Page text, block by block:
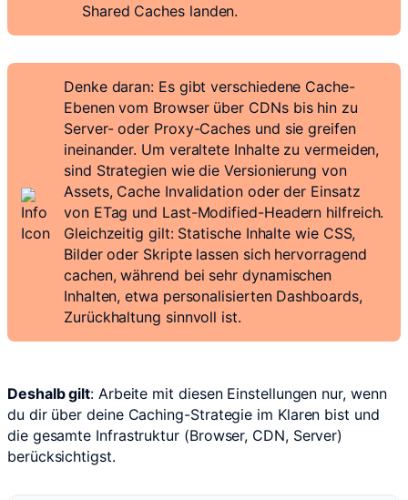
Shared Caches landen.
Denke daran: Es gibt verschiedene Cache-
Ebenen vom Browser über CDNs bis hin zu
Server- oder Proxy-Caches und sie greifen
ineinander. Um veraltete Inhalte zu vermeiden,
sind Strategien wie die Versionierung von
Assets, Cache Invalidation oder der Einsatz
von ETag und Last-Modified-Headern hilfreich.
Gleichzeitig gilt: Statische Inhalte wie CSS,
Bilder oder Skripte lassen sich hervorragend
cachen, während bei sehr dynamischen
Inhalten, etwa personalisierten Dashboards,
Zurückhaltung sinnvoll ist.
Deshalb gilt: Arbeite mit diesen Einstellungen nur, wenn
du dir über deine Caching-Strategie im Klaren bist und
die gesamte Infrastruktur (Browser, CDN, Server)
berücksichtigst.